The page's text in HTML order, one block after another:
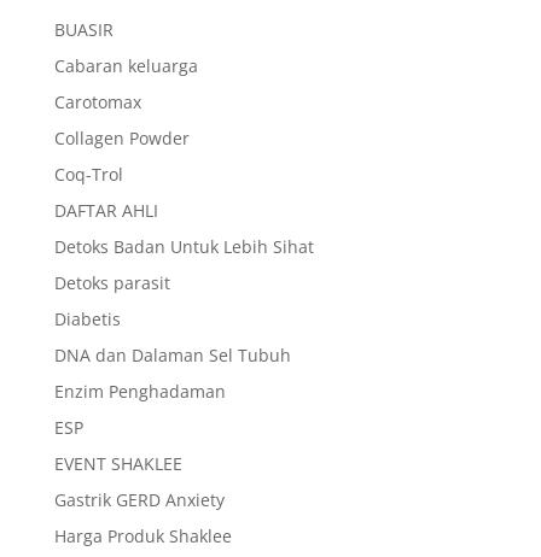
BUASIR
Cabaran keluarga
Carotomax
Collagen Powder
Coq-Trol
DAFTAR AHLI
Detoks Badan Untuk Lebih Sihat
Detoks parasit
Diabetis
DNA dan Dalaman Sel Tubuh
Enzim Penghadaman
ESP
EVENT SHAKLEE
Gastrik GERD Anxiety
Harga Produk Shaklee